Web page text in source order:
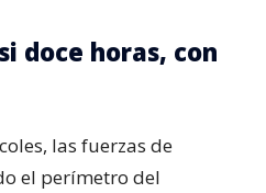
doce horas, con
las fuerzas de
el perímetro del